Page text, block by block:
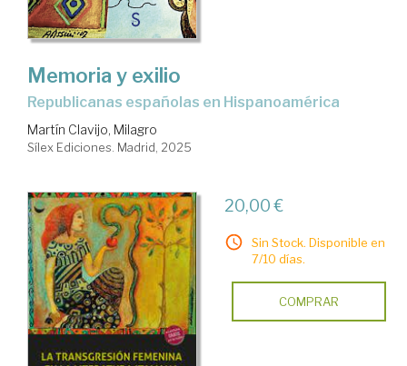
Memoria y exilio
Republicanas españolas en Hispanoamérica
Martín Clavijo, Milagro
Sílex Ediciones. Madrid, 2025
20,00 €
Sin Stock. Disponible en
7/10 días.
COMPRAR